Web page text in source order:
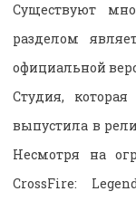
Существуют
разделом
официальной
Студия,
выпустила в
Несмотря на
CrossFire: